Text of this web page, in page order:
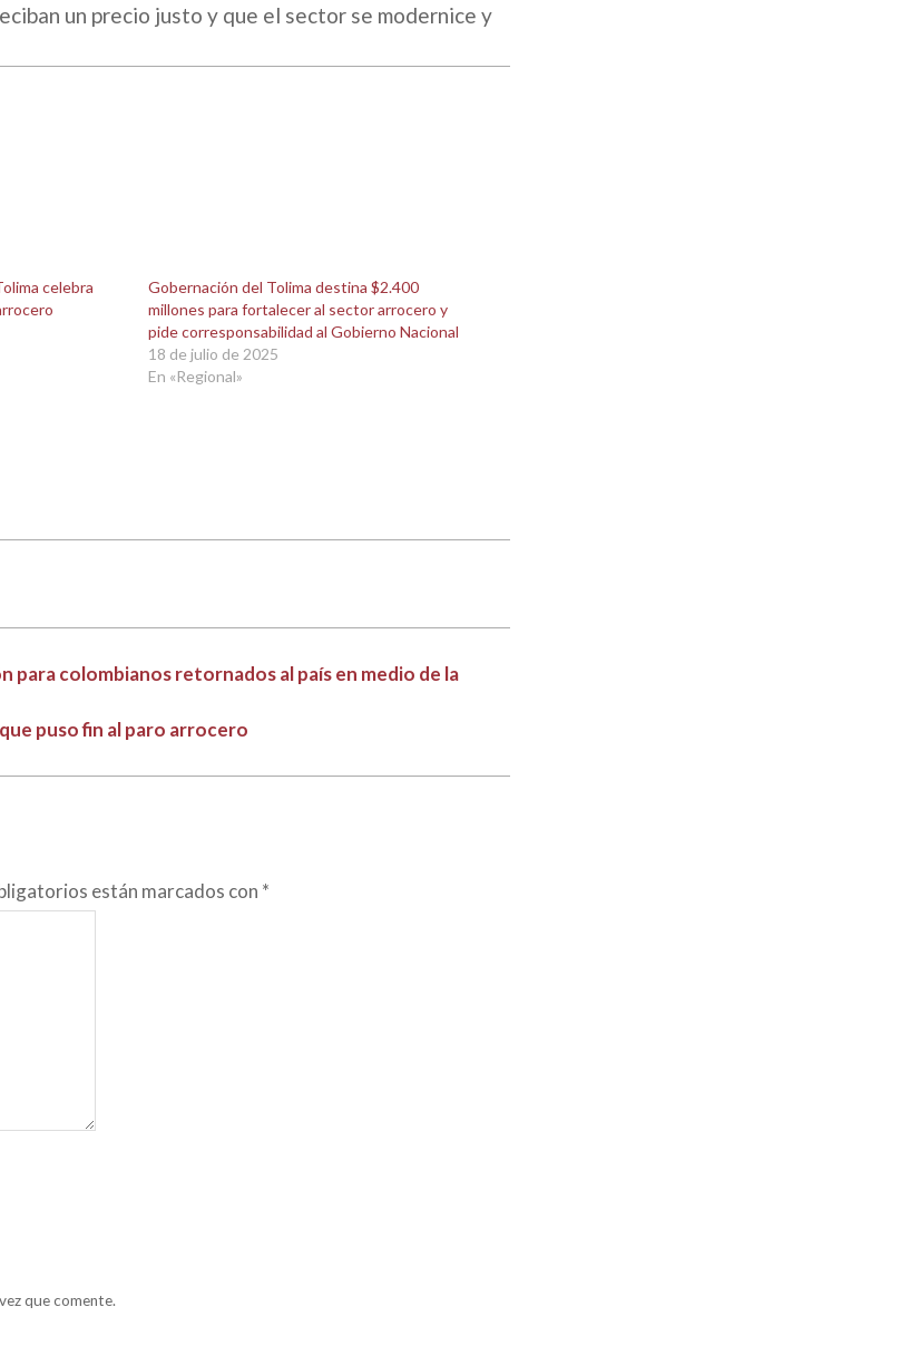
un precio justo y que el sector se modernice y
celebra
Gobernación del Tolima destina $2.400
millones para fortalecer al sector arrocero y
pide corresponsabilidad al Gobierno Nacional
18 de julio de 2025
En «Regional»
colombianos retornados al país en medio de la
puso fin al paro arrocero
están marcados con *
que comente.